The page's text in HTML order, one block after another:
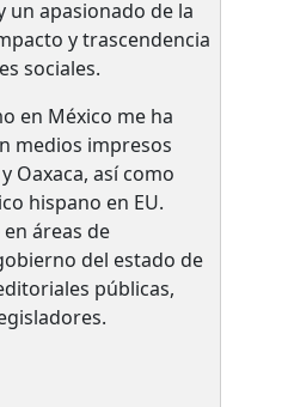
un apasionado de la
y trascendencia
sociales.
en México me ha
medios impresos
Oaxaca, así como
hispano en EU.
áreas de
del estado de
públicas,